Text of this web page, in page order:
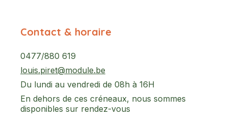
Contact & horaire
0477/880 619
louis.piret@module.be
Du lundi au vendredi de 08h à 16H
En dehors de ces créneaux, nous sommes
disponibles sur rendez-vous